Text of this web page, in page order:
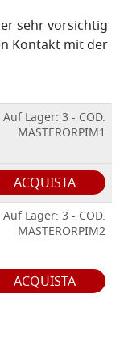
sehr vorsichtig
Kontakt mit der
Auf Lager: 3 - COD.
MASTERORPIM1
ACQUISTA
Auf Lager: 3 - COD.
MASTERORPIM2
ACQUISTA